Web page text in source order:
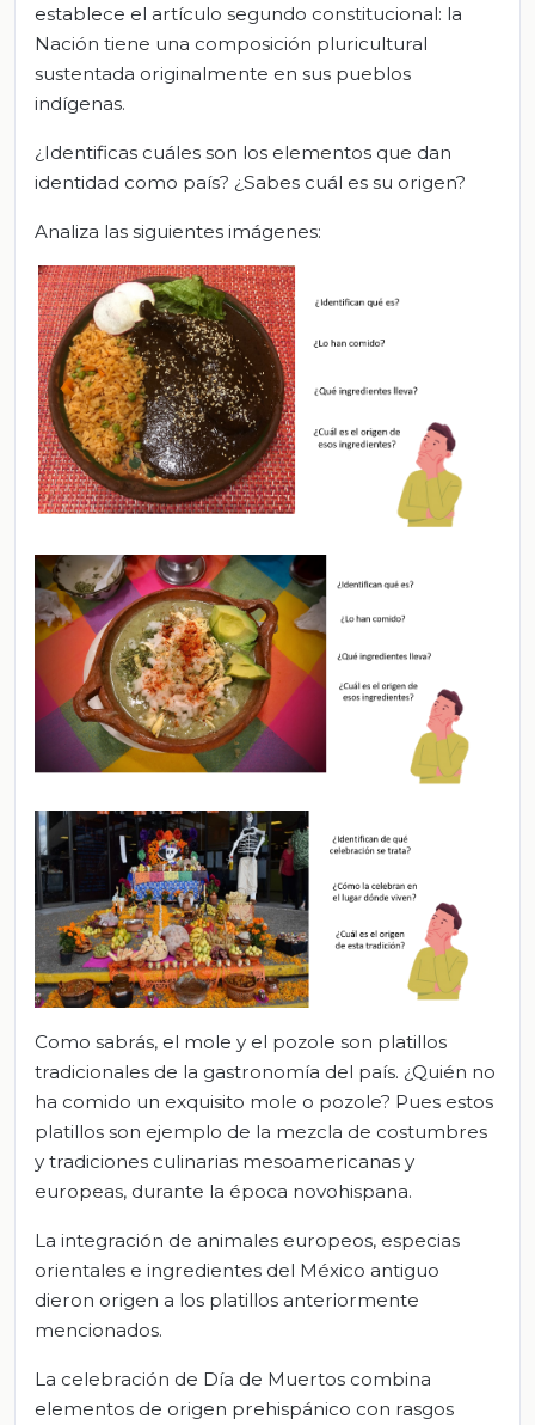
establece el artículo segundo constitucional: la
Nación tiene una composición pluricultural
sustentada originalmente en sus pueblos
indígenas.
¿Identificas cuáles son los elementos que dan
identidad como país? ¿Sabes cuál es su origen?
Analiza las siguientes imágenes:
Como sabrás, el mole y el pozole son platillos
tradicionales de la gastronomía del país. ¿Quién no
ha comido un exquisito mole o pozole? Pues estos
platillos son ejemplo de la mezcla de costumbres
y tradiciones culinarias mesoamericanas y
europeas, durante la época novohispana.
La integración de animales europeos, especias
orientales e ingredientes del México antiguo
dieron origen a los platillos anteriormente
mencionados.
La celebración de Día de Muertos combina
elementos de origen prehispánico con rasgos